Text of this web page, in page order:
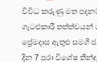
විවිධ කරුණු මත
ගැටළුකාරී තත්ත්වයන්
ප්‍රේමදාස ඇතුළු
දින 7 පුරා විශේෂ